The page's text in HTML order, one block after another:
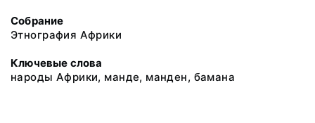
Собрание
Этнография Африки
Ключевые слова
народы Африки, манде, манден, бамана